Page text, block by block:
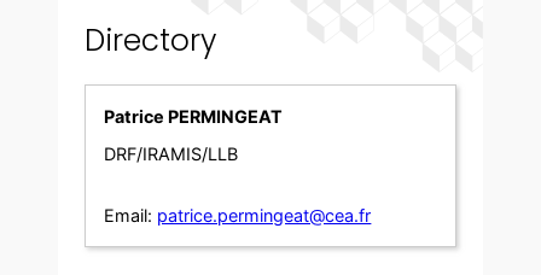
Directory
Patrice PERMINGEAT
DRF/IRAMIS/LLB
Email: patrice.permingeat@cea.fr